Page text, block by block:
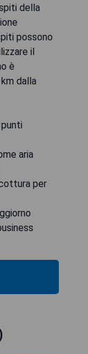
della
possono
il
è
dalla
aria
per